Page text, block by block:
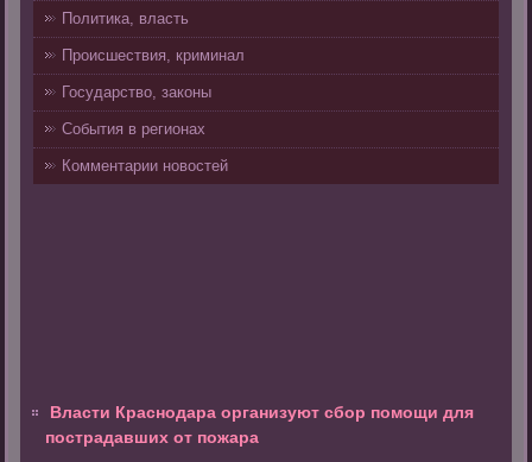
Политика, власть
Происшествия, криминал
Государство, законы
События в регионах
Комментарии новостей
Власти Краснодара организуют сбор помощи для
пострадавших от пожара